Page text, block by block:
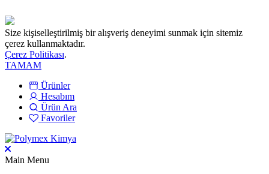
Size kişiselleştirilmiş bir alışveriş deneyimi sunmak için sitemiz
çerez kullanmaktadır.
Çerez Politikası.
TAMAM
Ürünler
Hesabım
Ürün Ara
Favoriler
Main Menu